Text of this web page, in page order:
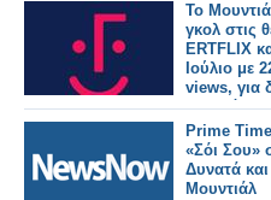
Το
γκολ στις
ERTFLIX
Ιούλιο με
views, για
Prime
«Σόι Σου»
Δυνατά
Μουντιάλ